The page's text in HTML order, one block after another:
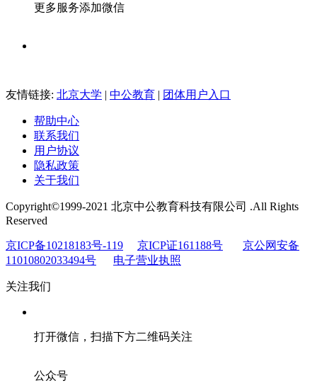
更多服务添加微信
友情链接: 北京大学 | 中公教育 | 团体用户入口
帮助中心
联系我们
用户协议
隐私政策
关于我们
Copyright©1999-2021 北京中公教育科技有限公司 .All Rights
Reserved
京ICP备10218183号-119 京ICP证161188号
京公网安备
11010802033494号
电子营业执照
关注我们
打开微信，扫描下方二维码关注
公众号